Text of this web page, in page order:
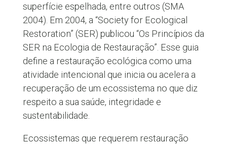
superfície espelhada, entre outros (SMA
2004). Em 2004, a “Society for Ecological
Restoration” (SER) publicou “Os Princípios da
SER na Ecologia de Restauração”. Esse guia
define a restauração ecológica como uma
atividade intencional que inicia ou acelera a
recuperação de um ecossistema no que diz
respeito a sua saúde, integridade e
sustentabilidade.
Ecossistemas que requerem restauração